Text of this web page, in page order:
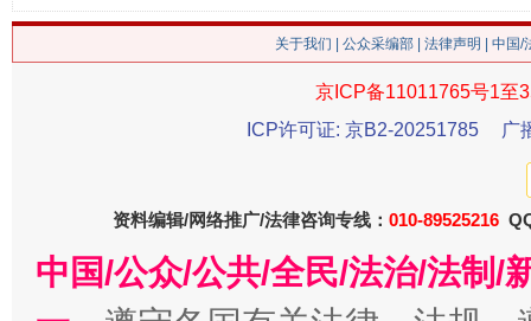
关于我们 公众采编部 法律声明 | 中国
京ICP备11011765号1至
ICP许可证: 京B2-20251785
广
资料编辑/网络推广/法律咨询专线： 010-89525216
中国/公众/公共/全民/法治/法制/